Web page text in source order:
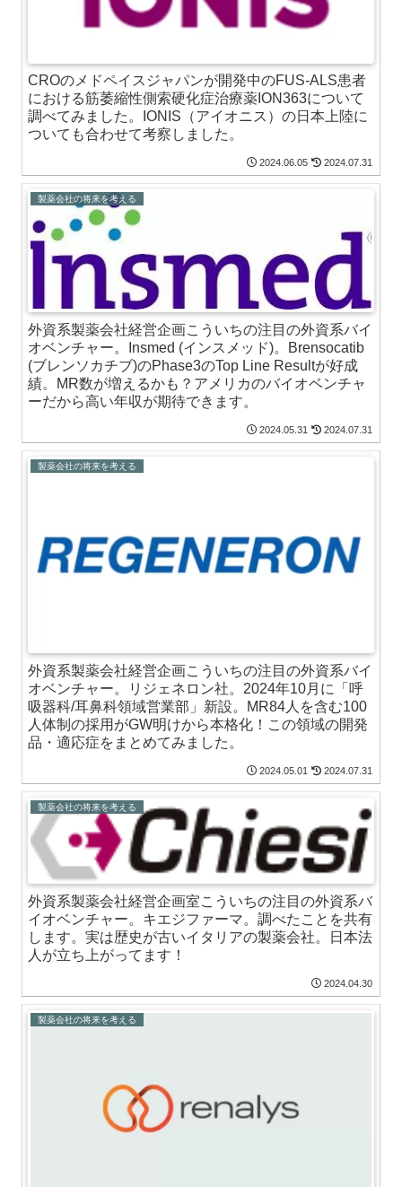
CROのメドペイスジャパンが開発中のFUS-ALS患者
における筋萎縮性側索硬化症治療薬ION363について
調べてみました。IONIS（アイオニス）の日本上陸に
ついても合わせて考察しました。
2024.06.05 2024.07.31
製薬会社の将来を考える
外資系製薬会社経営企画こういちの注目の外資系バイ
オベンチャー。Insmed (インスメッド)。Brensocatib
(ブレンソカチブ)のPhase3のTop Line Resultが好成
績。MR数が増えるかも？アメリカのバイオベンチャ
ーだから高い年収が期待できます。
2024.05.31 2024.07.31
製薬会社の将来を考える
外資系製薬会社経営企画こういちの注目の外資系バイ
オベンチャー。リジェネロン社。2024年10月に「呼
吸器科/耳鼻科領域営業部」新設。MR84人を含む100
人体制の採用がGW明けから本格化！この領域の開発
品・適応症をまとめてみました。
2024.05.01 2024.07.31
製薬会社の将来を考える
外資系製薬会社経営企画室こういちの注目の外資系バ
イオベンチャー。キエジファーマ。調べたことを共有
します。実は歴史が古いイタリアの製薬会社。日本法
人が立ち上がってます！
2024.04.30
製薬会社の将来を考える